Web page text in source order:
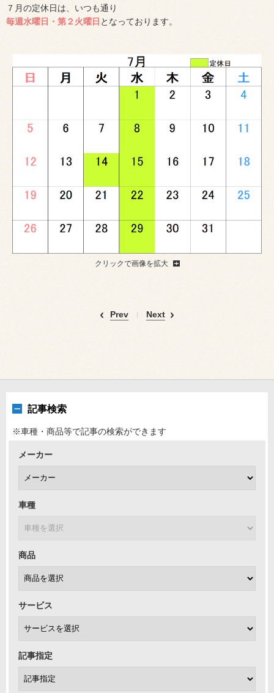
７月の定休日は、いつも通り
毎週水曜日・第２火曜日 となっております。
クリックで画像を拡大
Prev Next
記事検索
※車種・商品等で記事の検索ができます
メーカー
車種
商品
サービス
記事指定